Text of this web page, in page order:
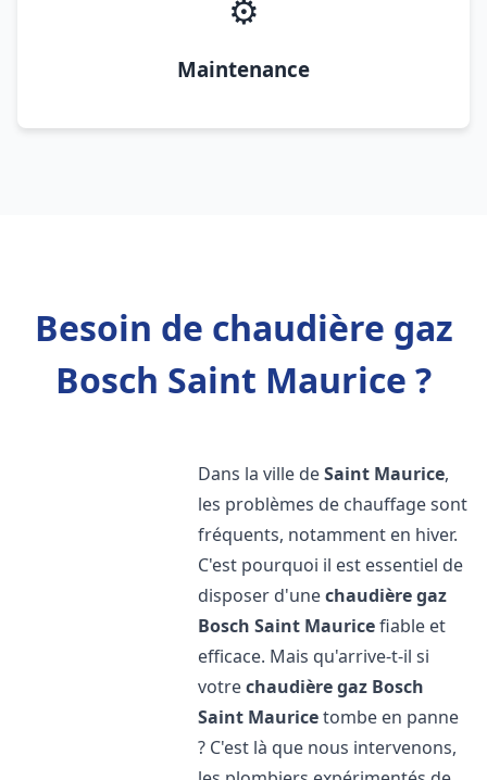
⚙️
Maintenance
Besoin de chaudière gaz
Bosch Saint Maurice ?
Dans la ville deSaint Maurice,
les problèmes de chauffage sont
fréquents, notamment en hiver.
C'est pourquoi il est essentiel de
disposer d'unechaudière gaz
Bosch Saint Mauricefiable et
efficace. Mais qu'arrive-t-il si
votrechaudière gaz Bosch
Saint Mauricetombe en panne
? C'est là que nous intervenons,